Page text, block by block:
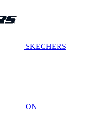
SKECHERS
ON